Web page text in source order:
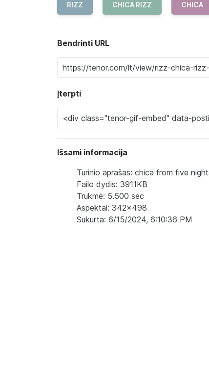
RIZZ CHICA RIZZ CHICA
Bendrinti URL
Įterpti
Išsami informacija
Turinio aprašas: chica from five
Failo dydis: 3911KB
Trukmė: 5.500 sec
Aspektai: 342x498
Sukurta: 6/15/2024, 6:10:36 PM